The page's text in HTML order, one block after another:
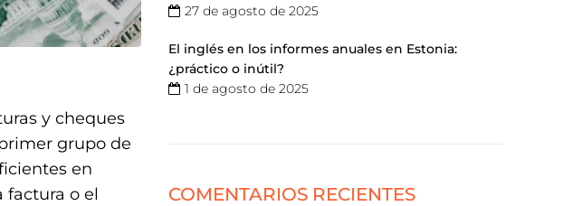
y cheques
grupo de
en
factura o el
27 de agosto de 2025
El inglés en los informes anuales en Estonia:
¿práctico o inútil?
1 de agosto de 2025
COMENTARIOS RECIENTES